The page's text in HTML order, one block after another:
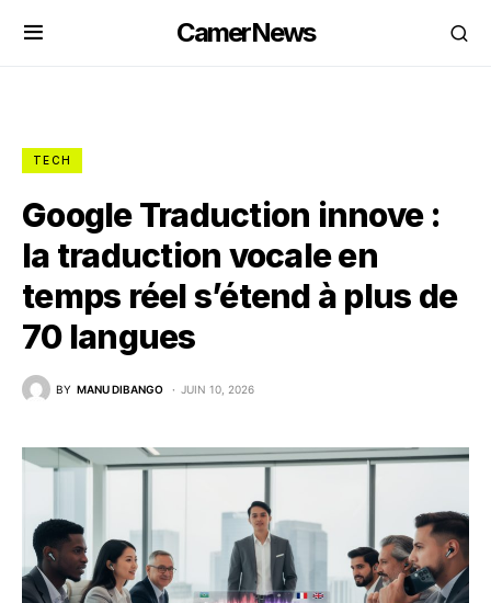
CamerNews
TECH
Google Traduction innove :
la traduction vocale en
temps réel s’étend à plus de
70 langues
BY MANU DIBANGO JUIN 10, 2026